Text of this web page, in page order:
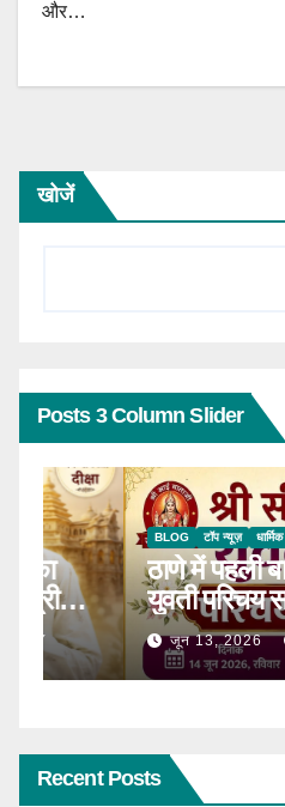
और…
खोजें
Posts 3 Column Slider
BLOG टॉप न्यूज़ धार्मिक
ठाणे में पहली बार होगा
युवती परिचय सम्मेलन
जून 13, 2026
Recent Posts